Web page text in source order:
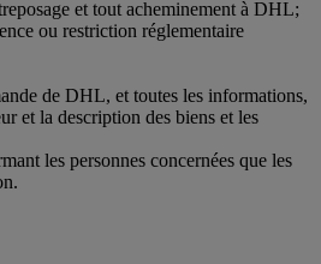
et tout acheminement à DHL;
ou restriction réglementaire
de DHL, et toutes les informations,
et la description des biens et les
les personnes concernées que les